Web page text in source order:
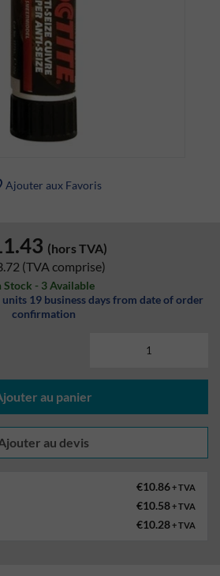
Ajouter aux Favoris
(hors TVA)
(TVA comprise)
Stock - 3 Available
19 business days from date of order
confirmation
au panier
€10.86+ TVA
€10.58+ TVA
€10.28+ TVA